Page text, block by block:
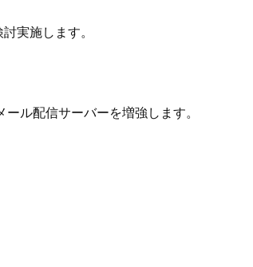
実施します。
ル配信サーバーを増強します。